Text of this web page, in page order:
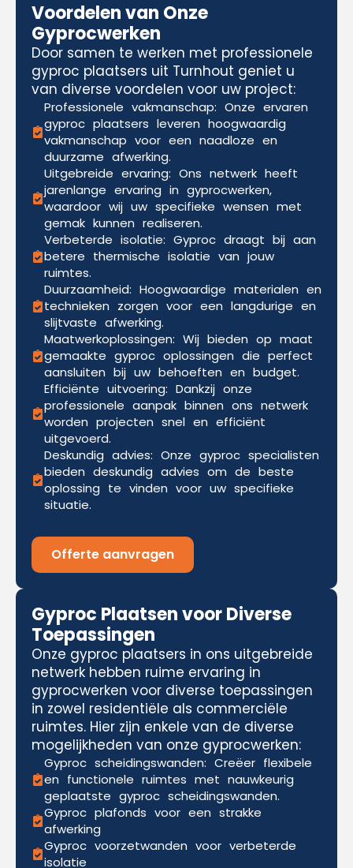
Voordelen van Onze
Gyprocwerken
Door samen te werken met professionele
gyproc plaatsers uit Turnhout geniet u
van diverse voordelen voor uw project:
Professionele vakmanschap: Onze ervaren
gyproc plaatsers leveren hoogwaardig
vakmanschap voor een naadloze en
duurzame afwerking.
Uitgebreide ervaring: Ons netwerk heeft
jarenlange ervaring in gyprocwerken,
waardoor wij uw specifieke wensen met
gemak kunnen realiseren.
Verbeterde isolatie: Gyproc draagt bij aan
betere thermische isolatie van jouw
ruimtes.
Duurzaamheid: Hoogwaardige materialen en
technieken zorgen voor een langdurige en
slijtvaste afwerking.
Maatwerkoplossingen: Wij bieden op maat
gemaakte gyproc oplossingen die perfect
aansluiten bij uw behoeften en budget.
Efficiënte uitvoering: Dankzij onze
professionele aanpak binnen ons netwerk
worden projecten snel en efficiënt
uitgevoerd.
Deskundig advies: Onze gyproc specialisten
bieden deskundig advies om de beste
oplossing te vinden voor uw specifieke
situatie.
Offerte aanvragen
Gyproc Plaatsen voor Diverse
Toepassingen
Onze gyproc plaatsers in ons uitgebreide
netwerk hebben ruime ervaring in
gyprocwerken voor diverse toepassingen
in zowel residentiële als commerciële
ruimtes. Hier zijn enkele van de diverse
mogelijkheden van onze gyprocwerken:
Gyproc scheidingswanden: Creëer flexibele
en functionele ruimtes met nauwkeurig
geplaatste gyproc scheidingswanden.
Gyproc plafonds voor een strakke
afwerking
Gyproc voorzetwanden voor verbeterde
isolatie